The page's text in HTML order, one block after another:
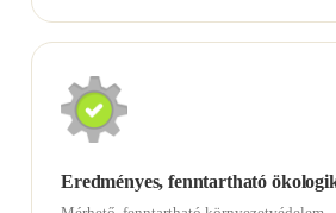
Eredményes, fenntartható